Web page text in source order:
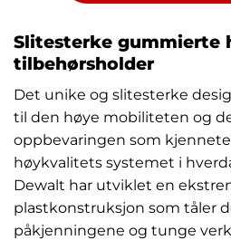
Slitesterke gummierte
tilbehørsholder
Det unike og slitesterke
til den høye mobiliteten og
oppbevaringen som
høykvalitets systemet i
Dewalt har utviklet en
plastkonstruksjon som tåler
påkjenningene og tunge